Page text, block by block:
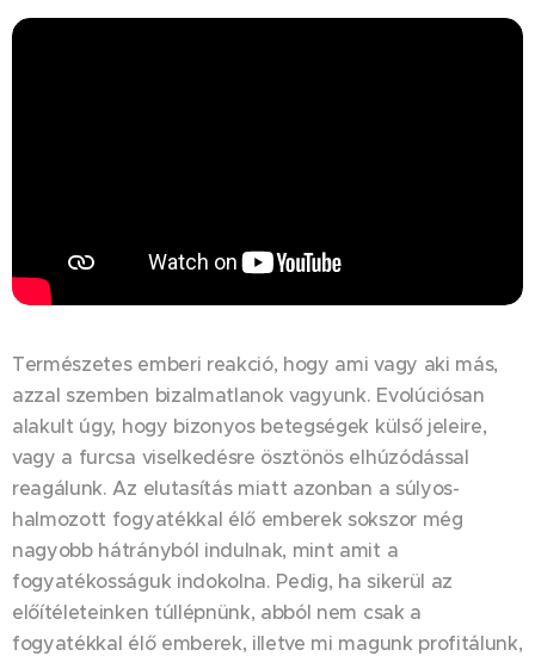
Természetes emberi reakció, hogy ami vagy aki más,
azzal szemben bizalmatlanok vagyunk. Evolúciósan
alakult úgy, hogy bizonyos betegségek külső jeleire,
vagy a furcsa viselkedésre ösztönös elhúzódással
reagálunk. Az elutasítás miatt azonban a súlyos-
halmozott fogyatékkal élő emberek sokszor még
nagyobb hátrányból indulnak, mint amit a
fogyatékosságuk indokolna. Pedig, ha sikerül az
előítéleteinken túllépnünk, abból nem csak a
fogyatékkal élő emberek, illetve mi magunk profitálunk,